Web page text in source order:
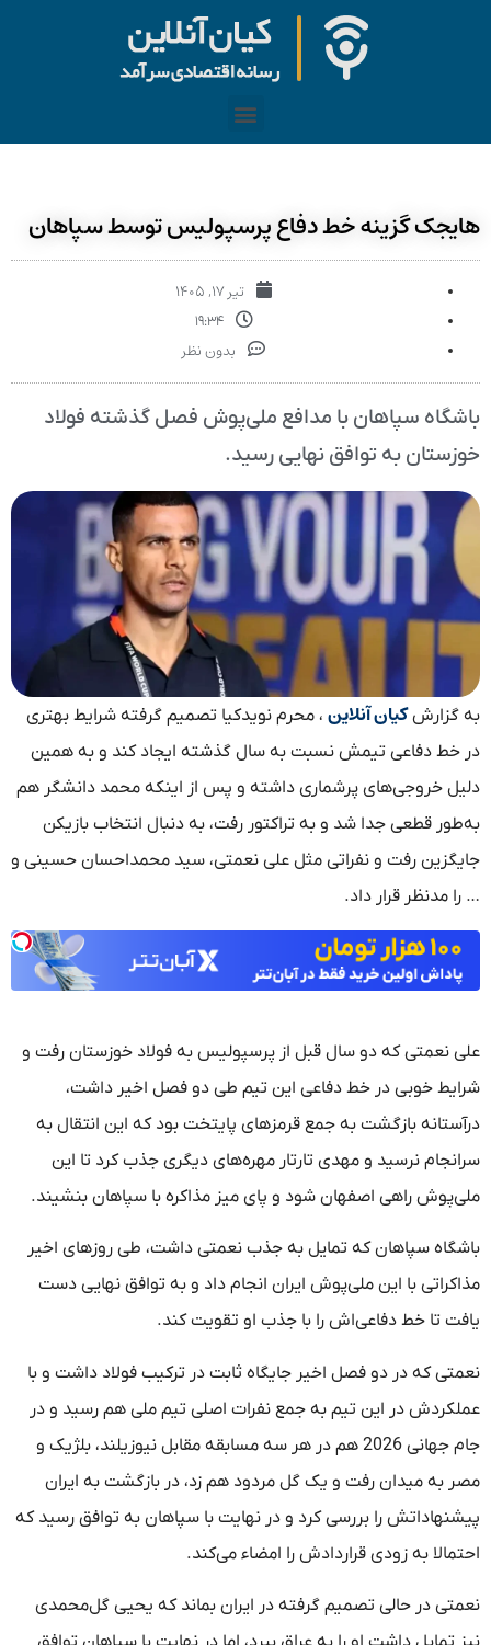
هایجک گزینه خط دفاع پرسپولیس توسط سپاهان
تیر ۱۷, ۱۴۰۵
۱۹:۳۴
بدون نظر
باشگاه سپاهان با مدافع ملی‌پوش فصل گذشته فولاد
خوزستان به توافق نهایی رسید.
به گزارشکیان آنلاین ، ​محرم نویدکیا تصمیم گرفته شرایط بهتری
در خط دفاعی تیمش نسبت به سال گذشته ایجاد کند و به همین
دلیل خروجی‌های پرشماری داشته و پس از اینکه محمد دانشگر هم
به‌طور قطعی جدا شد و به تراکتور رفت، به دنبال انتخاب بازیکن
جایگزین رفت و نفراتی مثل علی نعمتی، سید محمداحسان حسینی و
… را مدنظر قرار داد.
علی نعمتی که دو سال قبل از پرسپولیس به فولاد خوزستان رفت و
شرایط خوبی در خط دفاعی این تیم طی دو فصل اخیر داشت،
درآستانه بازگشت به جمع قرمزهای پایتخت بود که این انتقال به
سرانجام نرسید و مهدی تارتار مهره‌های دیگری جذب کرد تا این
ملی‌پوش راهی اصفهان شود و پای میز مذاکره با سپاهان بنشیند.
باشگاه سپاهان که تمایل به جذب نعمتی داشت، طی روزهای اخیر
مذاکراتی با این ملی‌پوش ایران انجام داد و به توافق نهایی دست
یافت تا خط دفاعی‌اش را با جذب او تقویت کند.
نعمتی که در دو فصل اخیر جایگاه ثابت در ترکیب فولاد داشت و با
عملکردش در این تیم به جمع نفرات اصلی تیم ملی هم رسید و در
جام جهانی 2026 هم در هر سه مسابقه مقابل نیوزیلند، بلژیک و
مصر به میدان رفت و یک گل مردود هم زد، در بازگشت به ایران
پیشنهاداتش را بررسی کرد و در نهایت با سپاهان به توافق رسید که
احتمالا به زودی قراردادش را امضاء می‌کند.
نعمتی در حالی تصمیم گرفته در ایران بماند که یحیی گل‌محمدی